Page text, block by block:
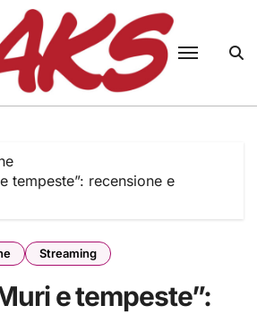
tempeste”: recensione e
Streaming
e tempeste”: